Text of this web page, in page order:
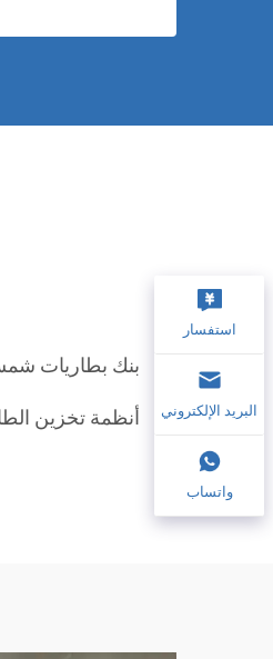
بنك بطاريات
أنظمة تخزين
استفسار
البريد الإلكتروني
واتساب